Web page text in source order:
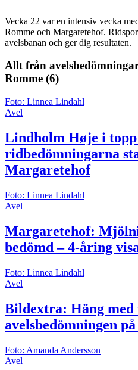
Vecka 22 var en intensiv vecka
Romme och Margaretehof.
avelsbanan och ger dig resultaten.
Allt från
Romme (6)
Foto: Linnea Lindahl
Avel
Lindholm Høje i
ridbedömningarna
Margaretehof
Foto: Linnea Lindahl
Avel
Margaretehof:
bedömd – 4-åring
Foto: Linnea Lindahl
Avel
Bildextra: Häng
avelsbedömningen
Foto: Amanda Andersson
Avel